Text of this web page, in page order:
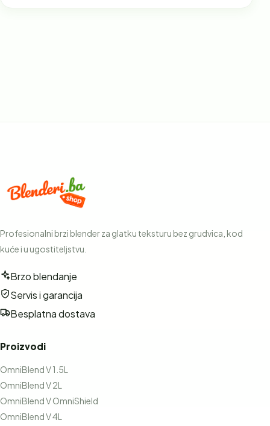
Profesionalni brzi blender za glatku teksturu bez grudvica, kod
kuće i u ugostiteljstvu.
Brzo blendanje
Servis i garancija
Besplatna dostava
Proizvodi
OmniBlend V 1.5L
OmniBlend V 2L
OmniBlend V OmniShield
OmniBlend V 4L